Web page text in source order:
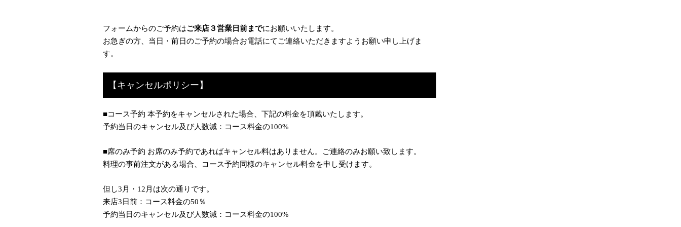
フォームからのご予約はご来店３営業日前までにお願いいたします。
お急ぎの方、当日・前日のご予約の場合お電話にてご連絡いただきますようお願い申し上げま
す。
【キャンセルポリシー】
■コース予約 本予約をキャンセルされた場合、下記の料金を頂戴いたします。
予約当日のキャンセル及び人数減：コース料金の100%
■席のみ予約 お席のみ予約であればキャンセル料はありません。ご連絡のみお願い致します。
料理の事前注文がある場合、コース予約同様のキャンセル料金を申し受けます。
但し3月・12月は次の通りです。
来店3日前：コース料金の50％
予約当日のキャンセル及び人数減：コース料金の100%